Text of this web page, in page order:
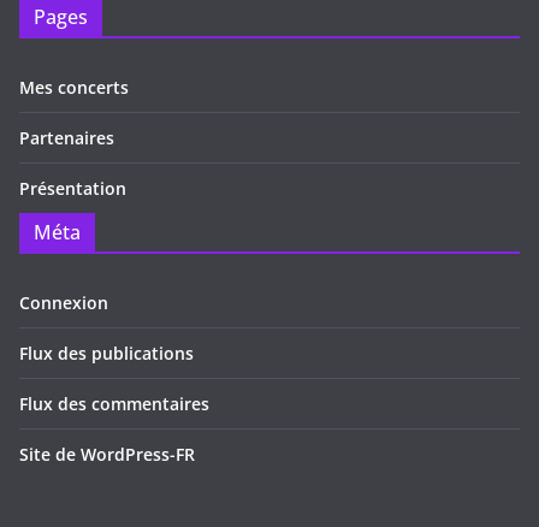
Pages
Mes concerts
Partenaires
Présentation
Méta
Connexion
Flux des publications
Flux des commentaires
Site de WordPress-FR